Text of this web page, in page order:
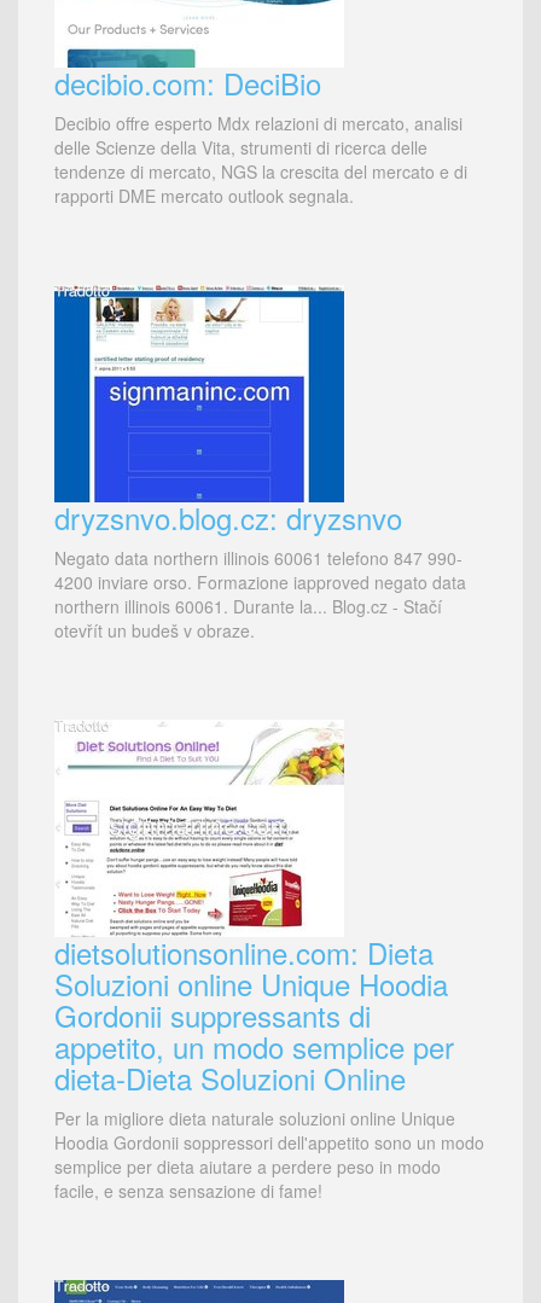
decibio.com: DeciBio
Decibio offre esperto Mdx relazioni di mercato, analisi
delle Scienze della Vita, strumenti di ricerca delle
tendenze di mercato, NGS la crescita del mercato e di
rapporti DME mercato outlook segnala.
dryzsnvo.blog.cz: dryzsnvo
Negato data northern illinois 60061 telefono 847 990-
4200 inviare orso. Formazione iapproved negato data
northern illinois 60061. Durante la... Blog.cz - Stačí
otevřít un budeš v obraze.
dietsolutionsonline.com: Dieta
Soluzioni online Unique Hoodia
Gordonii suppressants di
appetito, un modo semplice per
dieta-Dieta Soluzioni Online
Per la migliore dieta naturale soluzioni online Unique
Hoodia Gordonii soppressori dell'appetito sono un modo
semplice per dieta aiutare a perdere peso in modo
facile, e senza sensazione di fame!